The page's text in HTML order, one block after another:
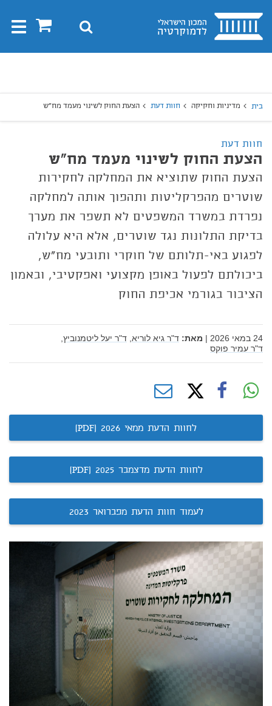
בית 0 חיפוש
בית מדיניות וחקיקה חוות דעת הצעת החוק לשינוי מעמד מח"ש
חוות דעת
הצעת החוק לשינוי מעמד מח"ש
הצעת החוק שתוציא את המחלקה לחקירות
שוטרים מהפרקליטות ותהפוך אותה למחלקה
נפרדת במשרד המשפטים לא תשפר את מערך
בדיקת התלונות נגד שוטרים, אלא היא עלולה
לפגוע באי-תלותם של חוקרי ותובעי מח"ש,
ביכולתם לפעול באופן מקצועי ואפקטיבי, ובאמון
הציבור בגורמי אכיפת החוק
24 במאי 2026 | מאת: ד"ר גיא לוריא, ד"ר יעל ליטמנוביץ,
ד"ר עמיר פוקס
לחוות הדעת ממאי 2026 (PDF)
לחוות הדעת מדצמבר 2025 (PDF)
לעמוד חוות הדעת מפברואר 2023